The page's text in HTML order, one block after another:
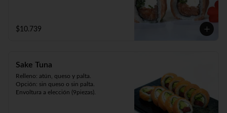
$10.739
Sake Tuna
Relleno: atún, queso y palta.
Opción: sin queso o sin palta.
Envoltura a elección (9piezas).